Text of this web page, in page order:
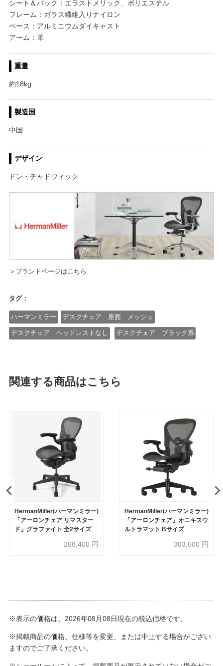
シート＆バック：エラストメリック、ポリエステル
フレーム：ガラス繊維入りナイロン
ベース：アルミニウムダイキャスト
アーム：革
重量
約18kg
製造国
中国
デザイン
ドン・チャドウィック
＞ブランドページはこちら
タグ：
ハーマンミラー デスクチェア 座面 メッシュ
デスクチェア ヘッドレストなし デスクチェア ブラック系
関連する商品はこちら
HermanMiller(ハーマンミラー)
「アーロンチェア リマスター
ド」グラファイト 全2サイズ
268,400 円
HermanMiller(ハーマンミラー)
「アーロンチェア」オニキスウ
ルトラマット Bサイズ
303,600 円
※表示の価格は、2026年08月08日現在の税込価格です。
※掲載商品の価格、仕様等を変更、または中止する場合がござい
ますのでご了承ください。